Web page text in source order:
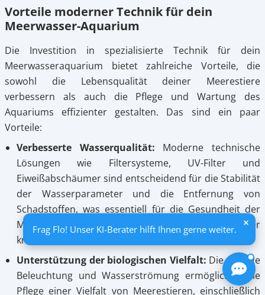
Vorteile moderner Technik für dein
Meerwasser-Aquarium
Die Investition in spezialisierte Technik für dein
Meerwasseraquarium bietet zahlreiche Vorteile, die
sowohl die Lebensqualität deiner Meerestiere
verbessern als auch die Pflege und Wartung des
Aquariums effizienter gestalten. Das sind ein paar
Vorteile:
Verbesserte Wasserqualität: Moderne technische
Lösungen wie Filtersysteme, UV-Filter und
Eiweißabschäumer sind entscheidend für die Stabilität
der Wasserparameter und die Entfernung von
Schadstoffen, was essentiell für die Gesundheit der
Meerestiere ist. Diese Systeme helfen, das Wasser
kristallklar zu halten.
Unterstützung der biologischen Vielfalt: Die richtige
Beleuchtung und Wasserströmung ermöglichen die
Pflege einer Vielfalt von Meerestieren, einschließlich
Frag Flo! Unser KI-Berater hilft Ihnen gerne weiter.